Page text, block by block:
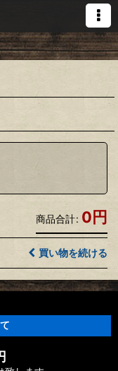
商品合計: 0円
買い物を続ける